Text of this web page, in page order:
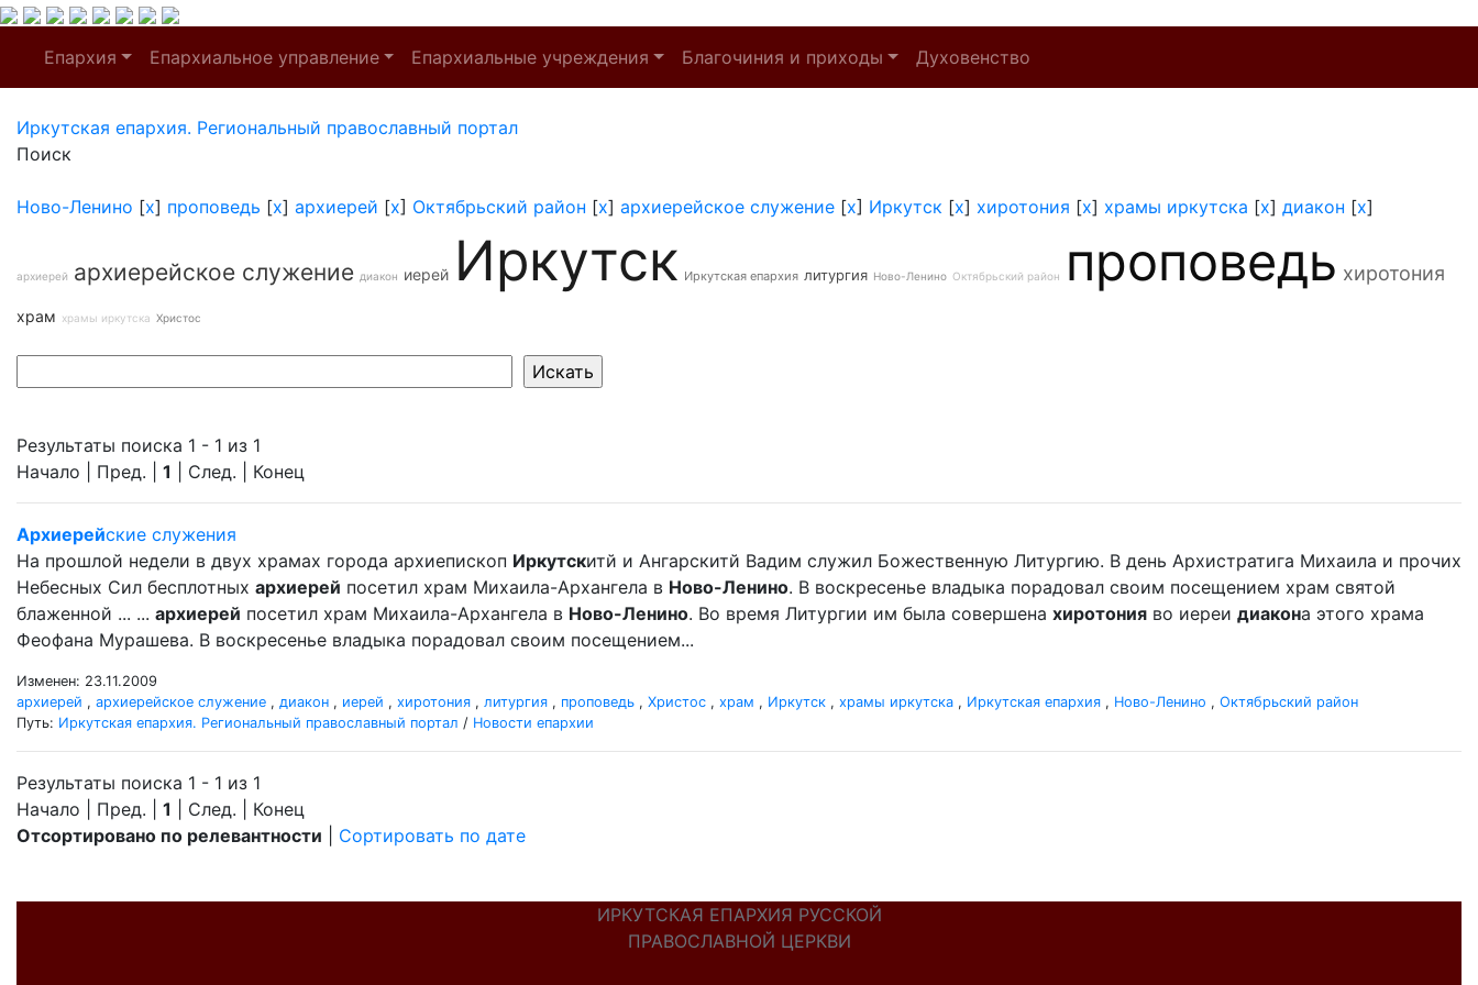
Епархия Епархиальное управление Епархиальные учреждения Благочиния и приходы Духовенство
Иркутская епархия. Региональный православный портал
Поиск
Ново-Ленино [x] проповедь [x] архиерей [x] Октябрьский район [x] архиерейское служение [x] Иркутск [x] хиротония [x] храмы иркутска [x] диакон [x]
архиерей архиерейское служение диакон иерей Иркутск Иркутская епархия литургия Ново-Ленино Октябрьский район проповедь хиротония
храм храмы иркутска Христос
Результаты поиска 1 - 1 из 1
Начало | Пред. | 1 | След. | Конец
Архиерейские служения
На прошлой недели в двух храмах города архиепископ Иркутскитй и Ангарскитй Вадим служил Божественную Литургию. В день Архистратига Михаила и прочих
Небесных Сил бесплотных архиерей посетил храм Михаила-Архангела в Ново-Ленино. В воскресенье владыка порадовал своим посещением храм святой
блаженной ... ... архиерей посетил храм Михаила-Архангела в Ново-Ленино. Во время Литургии им была совершена хиротония во иереи диакона этого храма
Феофана Мурашева. В воскресенье владыка порадовал своим посещением...
Изменен: 23.11.2009
архиерей , архиерейское служение , диакон , иерей , хиротония , литургия , проповедь , Христос , храм , Иркутск , храмы иркутска , Иркутская епархия , Ново-Ленино , Октябрьский район
Путь: Иркутская епархия. Региональный православный портал / Новости епархии
Результаты поиска 1 - 1 из 1
Начало | Пред. | 1 | След. | Конец
Отсортировано по релевантности
Сортировать по дате
ИРКУТСКАЯ ЕПАРХИЯ РУССКОЙ
ПРАВОСЛАВНОЙ ЦЕРКВИ